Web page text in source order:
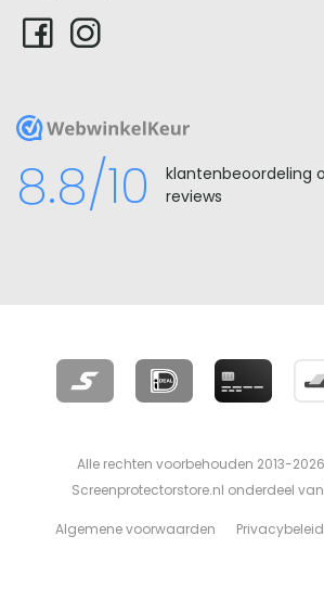
WebwinkelKeur
8.8/10 klantenbeoordeling
reviews
Alle rechten voorbehouden 2013-
Screenprotectorstore.nl onderdeel
Algemene voorwaarden Privacybeleid